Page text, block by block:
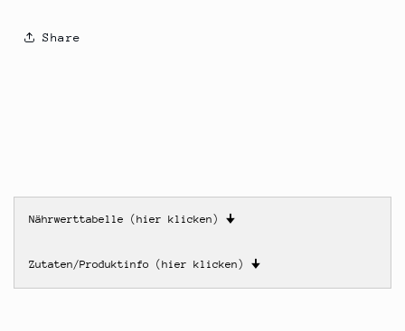
Share
Nährwerttabelle (hier klicken) 🠋
Zutaten/Produktinfo (hier klicken) 🠋